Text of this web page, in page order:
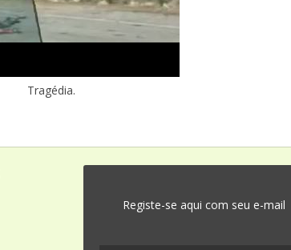
Tragédia.
Registe-se aqui com seu e-mail